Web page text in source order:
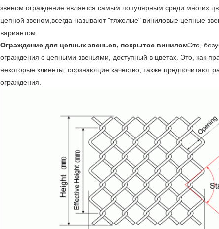
звеном ограждение является самым популярным среди многих
цепной звеном,всегда называют "тяжелые" виниловые цепные
вариантом.
Ограждение для цепных звеньев, покрытое виниломЭто,
ограждения с цепными звеньями, доступный в цветах. Это, как
некоторые клиенты, осознающие качество, также предпочитают
ограждения.